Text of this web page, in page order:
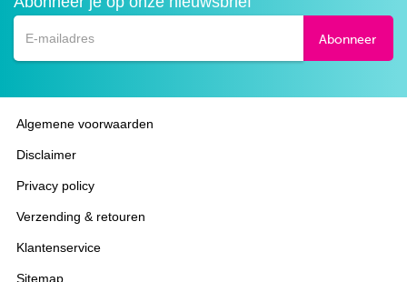
Facebook
Abonneer
Algemene voorwaarden
Disclaimer
Privacy policy
Verzending & retouren
Klantenservice
Sitemap